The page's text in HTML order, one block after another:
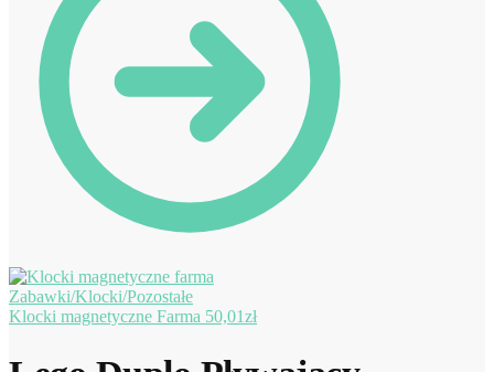
Klocki magnetyczne Farma 50,01zł